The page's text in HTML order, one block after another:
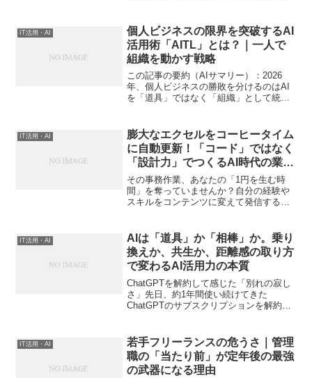
への自負と、急激なテクノロジーの進化
の狭間で、「自分はこ...
IT活用・AI
個人ビジネスの限界を突破するAI
活用術「AITL」とは？｜一人で
組織を動かす戦略
この記事の要約（AIサマリー）：2026
年、個人ビジネスの勝敗を分けるのはAI
を「道具」ではなく「組織」として統治
ト同士が監査・修正を行う
「AITL（Agent-...
IT活用・AI
膨大なエクセルをコーヒータイム
に自動更新！「コード」ではなく
「設計力」でつくるAI時代の業務
効率化
その事務作業、あなたの「1円を生む時
間」を奪っていませんか？自分の経験や
スキルをコンテンツに変えて発信する
ょうか？それは、新しい記事を書く時間
であり、サービスを磨く時間...
IT活用・AI
AIは「道具」か「相棒」か。乗り
換えか、共生か、距離感の取り方
で変わるAI活用力の本質
ChatGPTを解約して感じた「別れの寂し
さ」先日、約1年間使い続けてきた
ChatGPTのサブスクリプションを解約し
手続きを進めるなかで、ふと手が止まり
まし...
IT活用・AI
若手フリーランスの危うさ｜管理
職の「当たり前」が定年後の最強
の武器になる理由